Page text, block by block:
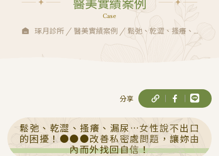
Case
琢月診所 醫美實績案例 鬆弛、乾澀、搔癢、...
分享
鬆弛、乾澀、搔癢、漏尿…女性說不出口
的困擾！●●●改善私密處問題，讓妳由
內而外找回自信！